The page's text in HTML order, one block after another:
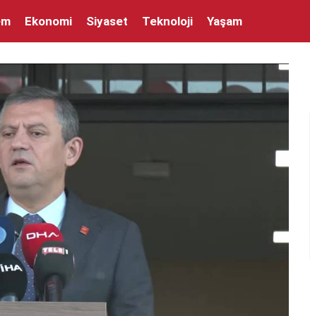
Ekonomi Siyaset Teknoloji Yaşam